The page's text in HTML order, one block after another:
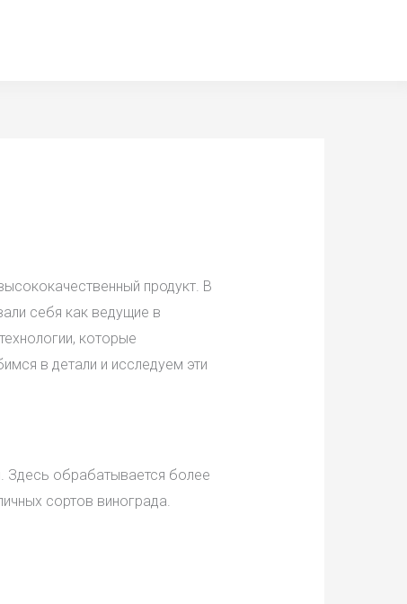
продукт. В
себя как ведущие в
которые
в детали и исследуем эти
Здесь обрабатывается более
сортов винограда.